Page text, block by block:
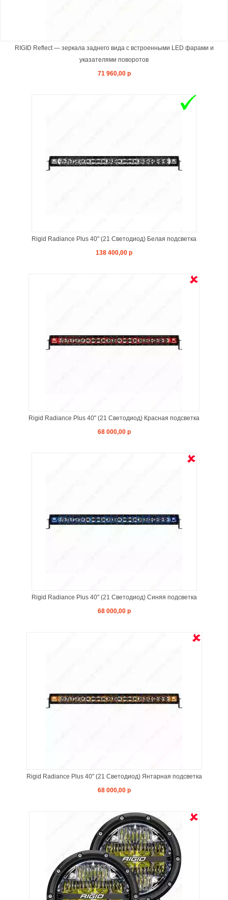
RIGID Reflect — зеркала заднего вида с встроенными LED фарами и
указателями поворотов
71 960,00 р
Rigid Radiance Plus 40" (21 Светодиод) Белая подсветка
138 400,00 р
Rigid Radiance Plus 40" (21 Светодиод) Красная подсветка
68 000,00 р
Rigid Radiance Plus 40" (21 Светодиод) Синяя подсветка
68 000,00 р
Rigid Radiance Plus 40" (21 Светодиод) Янтарная подсветка
68 000,00 р